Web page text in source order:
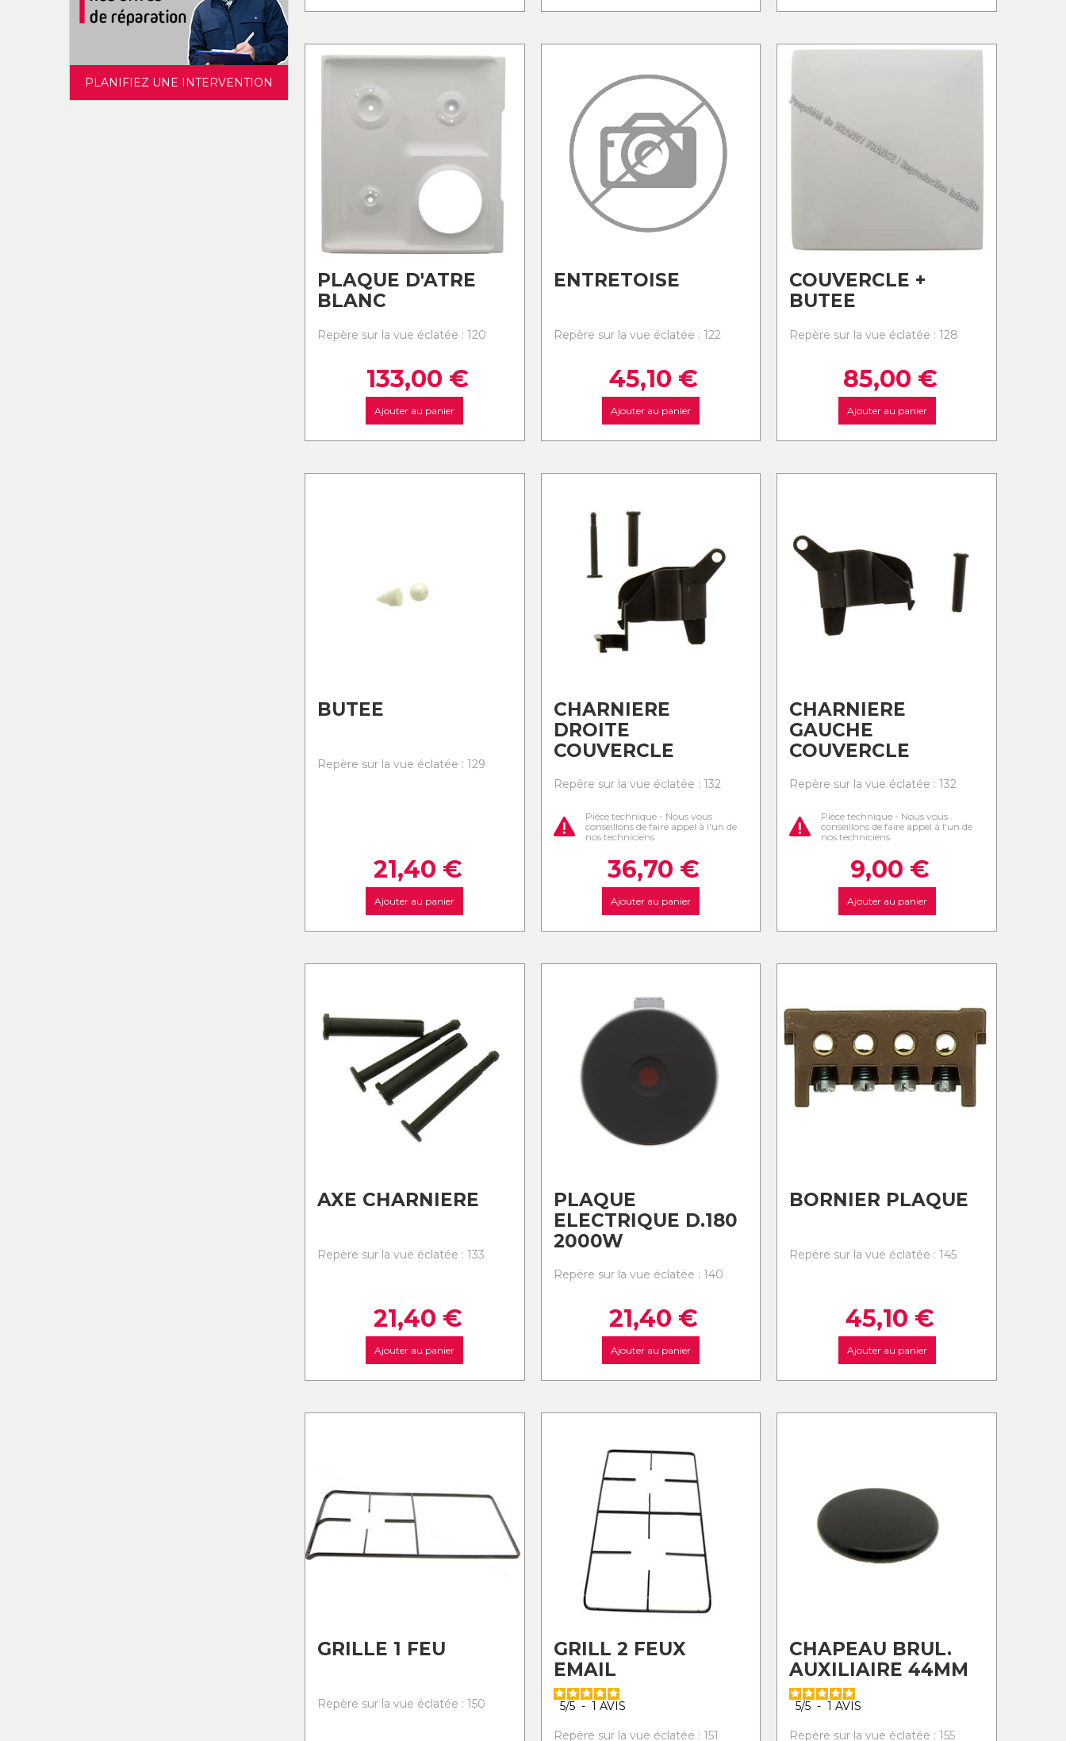
PLANIFIEZ UNE INTERVENTION
PLAQUE D'ATRE
BLANC
Repère sur la vue éclatée : 120
133,00 €
Ajouter au panier
ENTRETOISE
Repère sur la vue éclatée : 122
45,10 €
Ajouter au panier
COUVERCLE +
BUTEE
Repère sur la vue éclatée : 128
85,00 €
Ajouter au panier
BUTEE
Repère sur la vue éclatée : 129
21,40 €
Ajouter au panier
CHARNIERE
DROITE
COUVERCLE
Repère sur la vue éclatée : 132
Pièce technique - Nous vous
conseillons de faire appel à l'un de
nos techniciens
36,70 €
Ajouter au panier
CHARNIERE
GAUCHE
COUVERCLE
Repère sur la vue éclatée : 132
Pièce technique - Nous vous
conseillons de faire appel à l'un de
nos techniciens
9,00 €
Ajouter au panier
AXE CHARNIERE
Repère sur la vue éclatée : 133
21,40 €
Ajouter au panier
PLAQUE
ELECTRIQUE D.180
2000W
Repère sur la vue éclatée : 140
21,40 €
Ajouter au panier
BORNIER PLAQUE
Repère sur la vue éclatée : 145
45,10 €
Ajouter au panier
GRILLE 1 FEU
Repère sur la vue éclatée : 150
GRILL 2 FEUX
EMAIL
5/5 - 1 AVIS
Repère sur la vue éclatée : 151
CHAPEAU BRUL.
AUXILIAIRE 44MM
5/5 - 1AVIS
Repère sur la vue éclatée : 155